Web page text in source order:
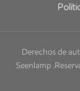
Derechos de
Seenlamp